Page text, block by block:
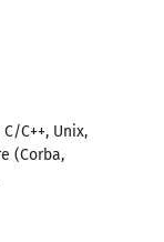
C++, Unix,
(Corba,